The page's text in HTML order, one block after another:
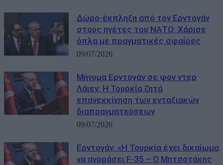
Δώρο-έκπληξη από τον Ερντογάν
στους ηγέτες του ΝΑΤΟ: Χάρισε
όπλα με πραγματικές σφαίρες
09/07/2026
Μήνυμα Ερντογάν σε φον ντερ
Λάιεν: Η Τουρκία ζητά
επανεκκίνηση των ενταξιακών
διαπραγματεύσεων
09/07/2026
Ερντογάν: «Η Τουρκία έχει δικαίωμα
να αγοράσει F-35 – Ο Μητσοτάκης